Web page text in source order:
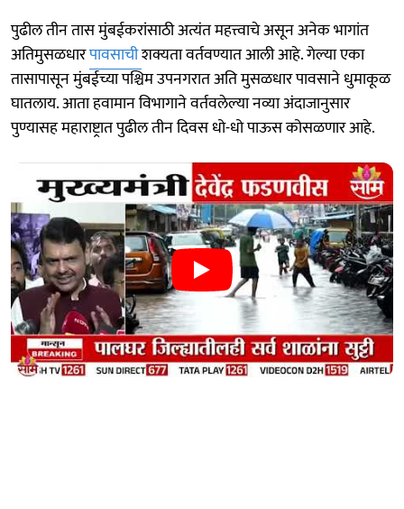
पुढील तीन तास मुंबईकरांसाठी अत्यंत महत्त्वाचे असून अनेक भागांत
अतिमुसळधारपावसाचीशक्यता वर्तवण्यात आली आहे. गेल्या एका
तासापासून मुंबईच्या पश्चिम उपनगरात अति मुसळधार पावसाने धुमाकूळ
घातलाय. आता हवामान विभागाने वर्तवलेल्या नव्या अंदाजानुसार
पुण्यासह महाराष्ट्रात पुढील तीन दिवस धो-धो पाऊस कोसळणार आहे.